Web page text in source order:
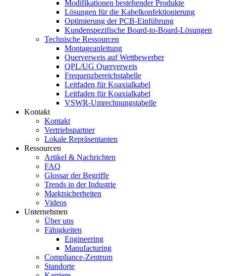
Modifikationen bestehender Produkte
Lösungen für die Kabelkonfektionierung
Optimierung der PCB-Einführung
Kundenspezifische Board-to-Board-Lösungen
Technische Ressourcen
Montageanleitung
Querverweis auf Wettbewerber
QPL/UG Querverweis
Frequenzbereichstabelle
Leitfaden für Koaxialkabel
Leitfaden für Koaxialkabel
VSWR-Umrechnungstabelle
Kontakt
Kontakt
Vertriebspartner
Lokale Repräsentanten
Ressourcen
Artikel & Nachrichten
FAQ
Glossar der Begriffe
Trends in der Industrie
Marktsicherheiten
Videos
Unternehmen
Über uns
Fähigkeiten
Engineering
Manufacturing
Compliance-Zentrum
Standorte